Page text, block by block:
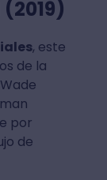
, este
de la
por
de